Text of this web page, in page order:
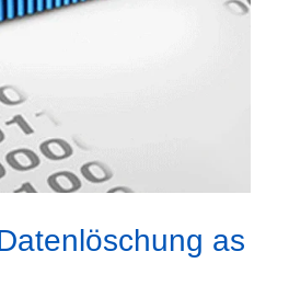
as